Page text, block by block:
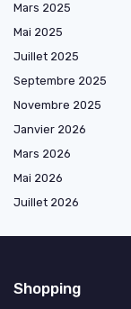
Mars 2025
Mai 2025
Juillet 2025
Septembre 2025
Novembre 2025
Janvier 2026
Mars 2026
Mai 2026
Juillet 2026
Shopping